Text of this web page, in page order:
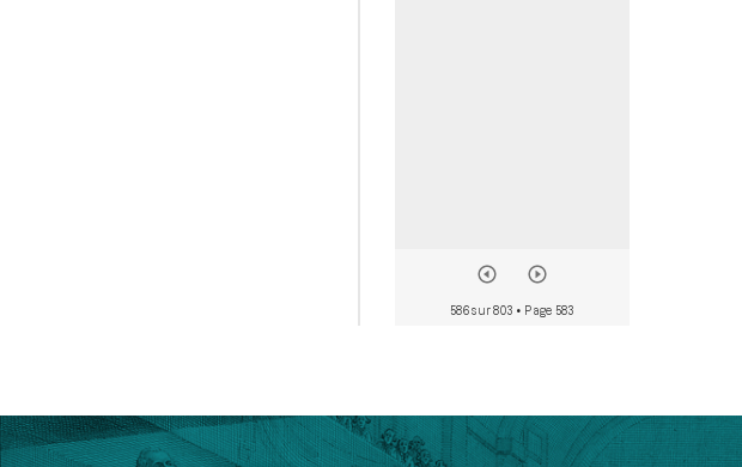
586 sur 803 • Page 583